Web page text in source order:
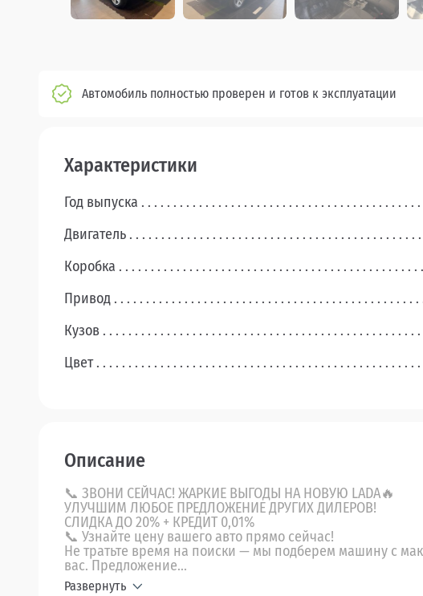
Автомобиль полностью проверен и готов к эксплуатации
Характеристики
Год выпуска
Двигатель
Коробка
Привод
Кузов
Цвет
Описание
📞 ЗВОНИ СЕЙЧАС! ЖАРКИЕ ВЫГОДЫ НА НОВУЮ LADA🔥
УЛУЧШИМ ЛЮБОЕ ПРЕДЛОЖЕНИЕ ДРУГИХ ДИЛЕРОВ!
СЛИДКА ДО 20% + КРЕДИТ 0,01%
📞 Узнайте цену вашего авто прямо сейчас!
Не тратьте время на поиски — мы подберем машину с
вас. Предложение...
Развернуть